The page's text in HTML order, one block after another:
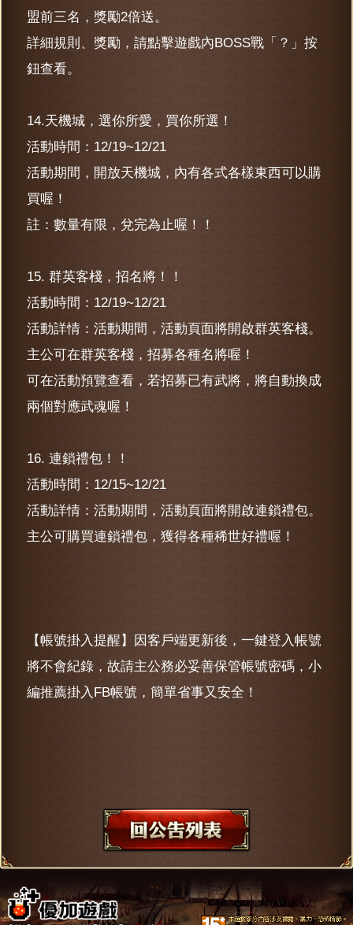
盟前三名，獎勵2倍送。
詳細規則、獎勵，請點擊遊戲內BOSS戰「？」按
鈕查看。
14.天機城，選你所愛，買你所選！
活動時間：12/19~12/21
活動期間，開放天機城，內有各式各樣東西可以購
買喔！
註：數量有限，兌完為止喔！！
15. 群英客棧，招名將！！
活動時間：12/19~12/21
活動詳情：活動期間，活動頁面將開啟群英客棧。
主公可在群英客棧，招募各種名將喔！
可在活動預覽查看，若招募已有武將，將自動換成
兩個對應武魂喔！
16. 連鎖禮包！！
活動時間：12/15~12/21
活動詳情：活動期間，活動頁面將開啟連鎖禮包。
主公可購買連鎖禮包，獲得各種稀世好禮喔！
【帳號掛入提醒】因客戶端更新後，一鍵登入帳號
將不會紀錄，故請主公務必妥善保管帳號密碼，小
編推薦掛入FB帳號，簡單省事又安全！